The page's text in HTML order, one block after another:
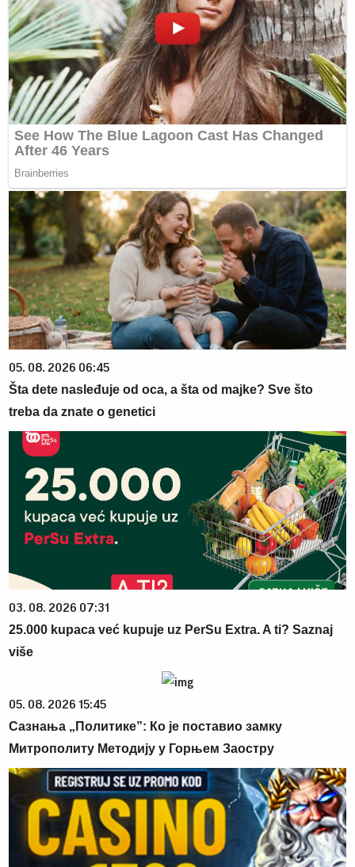
05. 08. 2026 06:45
Šta dete nasleđuje od oca, a šta od majke? Sve što
treba da znate o genetici
03. 08. 2026 07:31
25.000 kupaca već kupuje uz PerSu Extra. A ti? Saznaj
više
05. 08. 2026 15:45
Сазнања „Политике”: Ко је поставио замку
Митрополиту Методију у Горњем Заостру